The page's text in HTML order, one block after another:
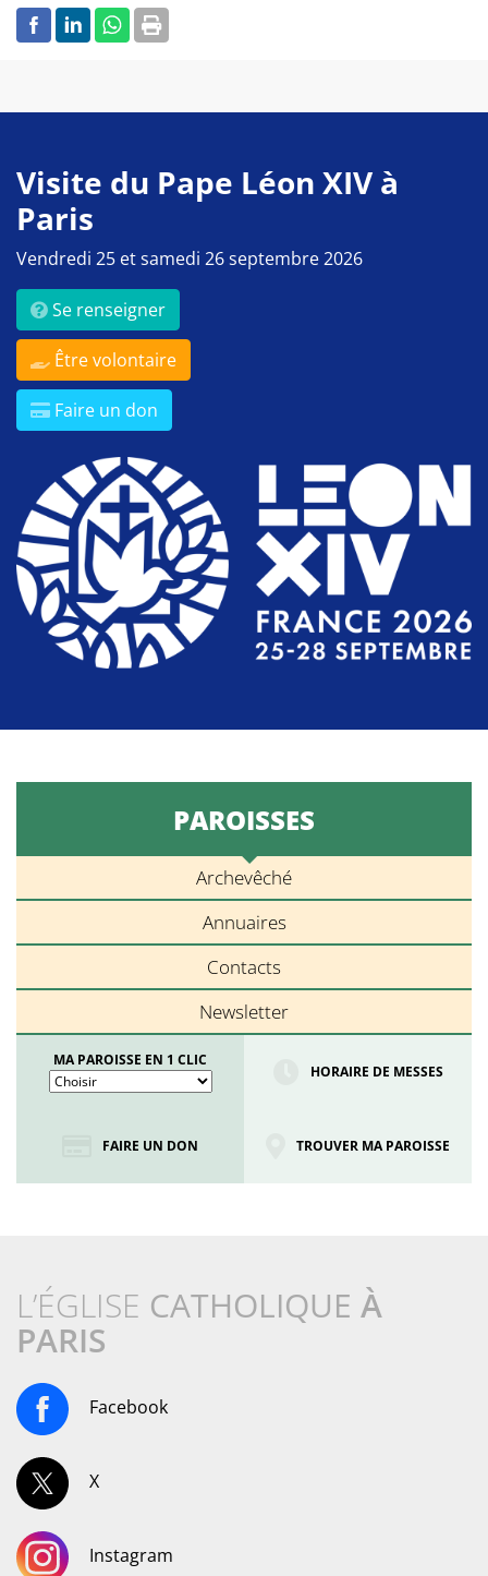
Visite du Pape Léon XIV à
Paris
Vendredi 25 et samedi 26 septembre 2026
Se renseigner
Être volontaire
Faire un don
PAROISSES
Archevêché
Annuaires
Contacts
Newsletter
MA PAROISSE EN 1 CLIC
HORAIRE DE MESSES
FAIRE UN DON TROUVER MA PAROISSE
L’ÉGLISE CATHOLIQUE À
PARIS
Facebook
X
Instagram